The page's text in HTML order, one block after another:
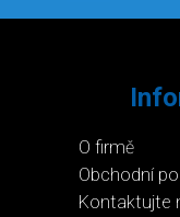
O firmě
Obchodní
Kontaktujte